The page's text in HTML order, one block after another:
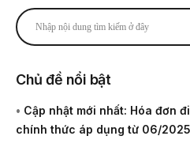
Chủ đề nổi bật
• Cập nhật mới nhất: Hóa đơn
chính thức áp dụng từ 06/2025